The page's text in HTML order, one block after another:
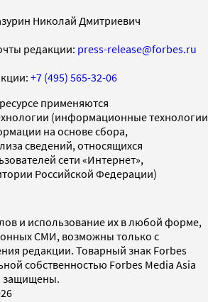
Николай Дмитриевич
редакции: press-release@forbes.ru
+7 (495) 565-32-06
применяются
(информационные технологии
на основе сбора,
сведений, относящихся
сети «Интернет»,
Российской Федерации)
и использование их в любой форме,
СМИ, возможны только с
редакции. Товарный знак Forbes
собственностью Forbes Media Asia
защищены.